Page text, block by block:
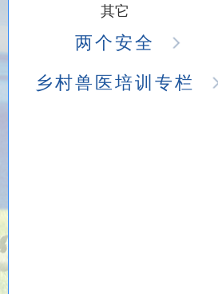
其它
两个安全
乡村兽医培训专栏